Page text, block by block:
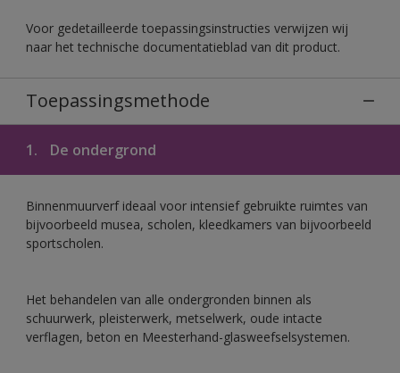
Voor gedetailleerde toepassingsinstructies verwijzen wij
naar het technische documentatieblad van dit product.
Toepassingsmethode
1. De ondergrond
Binnenmuurverf ideaal voor intensief gebruikte ruimtes van
bijvoorbeeld musea, scholen, kleedkamers van bijvoorbeeld
sportscholen.
Het behandelen van alle ondergronden binnen als
schuurwerk, pleisterwerk, metselwerk, oude intacte
verflagen, beton en Meesterhand-glasweefselsystemen.